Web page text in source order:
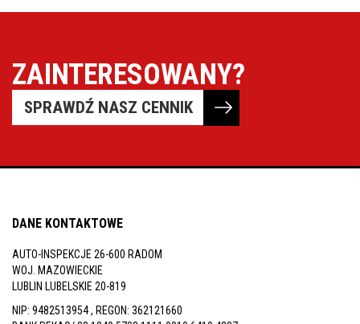
ZAINTERESOWANY?
SPRAWDŹ NASZ CENNIK
DANE KONTAKTOWE
AUTO-INSPEKCJE 26-600 RADOM
WOJ. MAZOWIECKIE
LUBLIN LUBELSKIE 20-819
NIP: 9482513954 , REGON: 362121660